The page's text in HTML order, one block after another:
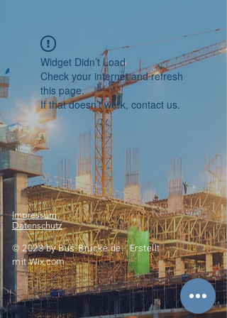
Widget Didn’t Load
Check your internet and refresh
this page.
If that doesn’t work, contact us.
Impressum
Datenschutz
© 2023 byBus-Brücke.de -Erstellt
mitWix.com